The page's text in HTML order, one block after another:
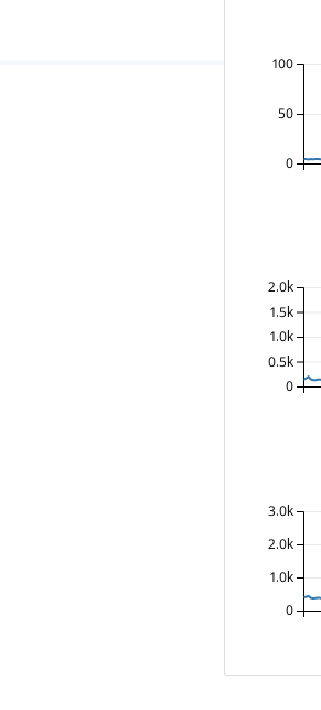
0
50
100
0
0.5k
1.0k
1.5k
2.0k
0
1.0k
2.0k
3.0k